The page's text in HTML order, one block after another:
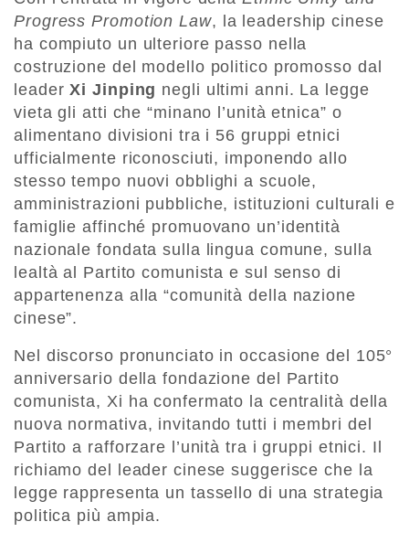
Progress Promotion Law, la leadership cinese
ha compiuto un ulteriore passo nella
costruzione del modello politico promosso dal
leaderXi Jinping negli ultimi anni. La legge
vieta gli atti che “minano l’unità etnica” o
alimentano divisioni tra i 56 gruppi etnici
ufficialmente riconosciuti, imponendo allo
stesso tempo nuovi obblighi a scuole,
amministrazioni pubbliche, istituzioni culturali e
famiglie affinché promuovano un’identità
nazionale fondata sulla lingua comune, sulla
lealtà al Partito comunista e sul senso di
appartenenza alla “comunità della nazione
cinese”.
Nel discorso pronunciato in occasione del 105°
anniversario della fondazione del Partito
comunista, Xi ha confermato la centralità della
nuova normativa, invitando tutti i membri del
Partito a rafforzare l’unità tra i gruppi etnici. Il
richiamo del leader cinese suggerisce che la
legge rappresenta un tassello di una strategia
politica più ampia.